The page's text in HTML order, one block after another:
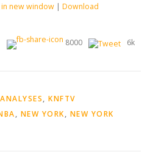
in new window | Download
8000 6k
ANALYSES, KNFTV
, NEW YORK, NEW YORK